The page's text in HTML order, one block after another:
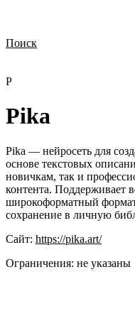
Поиск
P
Pika
Pika — нейросеть для
основе текстовых
новичкам, так и
контента. Поддерживает
широкоформатный
сохранение в личную
Сайт: https://pika.art/
Ограничения: не указаны